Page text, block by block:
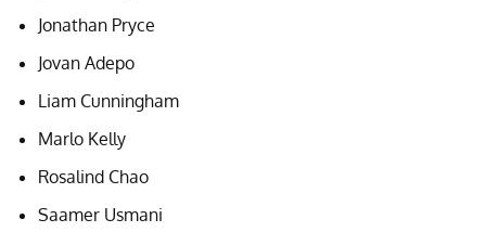
Jonathan Pryce
Jovan Adepo
Liam Cunningham
Marlo Kelly
Rosalind Chao
Saamer Usmani